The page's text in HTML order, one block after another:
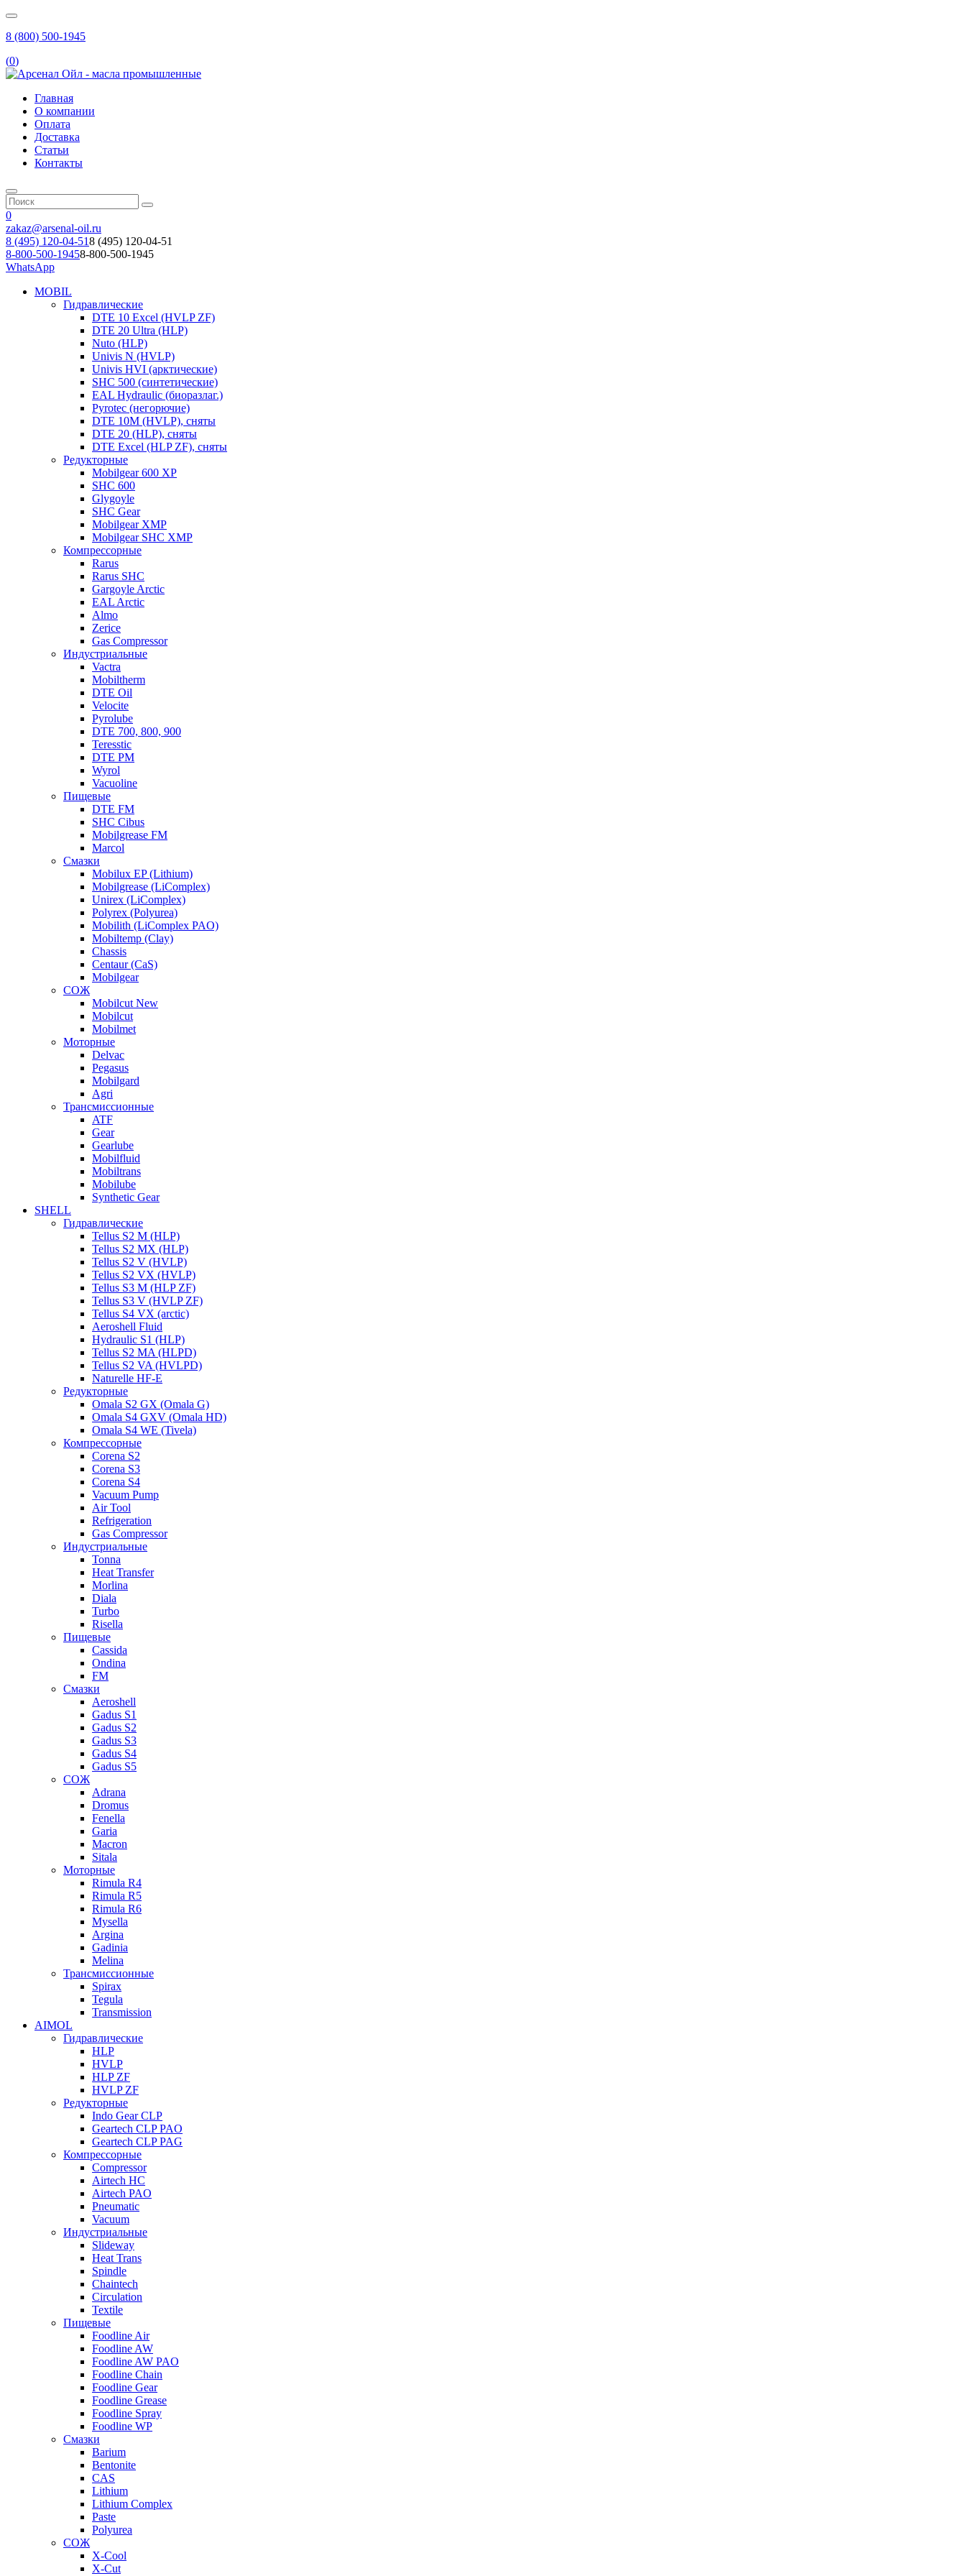
8 (800) 500-1945
(0)
Главная
О компании
Оплата
Доставка
Статьи
Контакты
0
zakaz@arsenal-oil.ru
8 (495) 120-04-518 (495) 120-04-51
8-800-500-19458-800-500-1945
WhatsApp
MOBIL
Гидравлические
DTE 10 Excel (HVLP ZF)
DTE 20 Ultra (HLP)
Nuto (HLP)
Univis N (HVLP)
Univis HVI (арктические)
SHC 500 (синтетические)
EAL Hydraulic (биоразлаг.)
Pyrotec (негорючие)
DTE 10M (HVLP), сняты
DTE 20 (HLP), сняты
DTE Excel (HLP ZF), сняты
Редукторные
Mobilgear 600 XP
SHC 600
Glygoyle
SHC Gear
Mobilgear XMP
Mobilgear SHC XMP
Компрессорные
Rarus
Rarus SHC
Gargoyle Arctic
EAL Arctic
Almo
Zerice
Gas Compressor
Индустриальные
Vactra
Mobiltherm
DTE Oil
Velocite
Pyrolube
DTE 700, 800, 900
Teresstic
DTE PM
Wyrol
Vacuoline
Пищевые
DTE FM
SHC Cibus
Mobilgrease FM
Marcol
Смазки
Mobilux EP (Lithium)
Mobilgrease (LiComplex)
Unirex (LiComplex)
Polyrex (Polyurea)
Mobilith (LiComplex PAO)
Mobiltemp (Clay)
Chassis
Centaur (CaS)
Mobilgear
СОЖ
Mobilcut New
Mobilcut
Mobilmet
Моторные
Delvac
Pegasus
Mobilgard
Agri
Трансмиссионные
ATF
Gear
Gearlube
Mobilfluid
Mobiltrans
Mobilube
Synthetic Gear
SHELL
Гидравлические
Tellus S2 M (HLP)
Tellus S2 MХ (HLP)
Tellus S2 V (HVLP)
Tellus S2 VX (HVLP)
Tellus S3 M (HLP ZF)
Tellus S3 V (HVLP ZF)
Tellus S4 VX (arctic)
Aeroshell Fluid
Hydraulic S1 (HLP)
Tellus S2 MA (HLPD)
Tellus S2 VA (HVLPD)
Naturelle HF-E
Редукторные
Omala S2 GX (Omala G)
Omala S4 GXV (Omala HD)
Omala S4 WE (Tivela)
Компрессорные
Corena S2
Corena S3
Corena S4
Vacuum Pump
Air Tool
Refrigeration
Gas Compressor
Индустриальные
Tonna
Heat Transfer
Morlina
Diala
Turbo
Risella
Пищевые
Cassida
Ondina
FM
Смазки
Aeroshell
Gadus S1
Gadus S2
Gadus S3
Gadus S4
Gadus S5
СОЖ
Adrana
Dromus
Fenella
Garia
Macron
Sitala
Моторные
Rimula R4
Rimula R5
Rimula R6
Mysella
Argina
Gadinia
Melina
Трансмиссионные
Spirax
Tegula
Transmission
AIMOL
Гидравлические
HLP
HVLP
HLP ZF
HVLP ZF
Редукторные
Indo Gear CLP
Geartech CLP PAO
Geartech CLP PAG
Компрессорные
Compressor
Airtech HC
Airtech PAO
Pneumatic
Vacuum
Индустриальные
Slideway
Heat Trans
Spindle
Chaintech
Circulation
Textile
Пищевые
Foodline Air
Foodline AW
Foodline AW PAO
Foodline Chain
Foodline Gear
Foodline Grease
Foodline Spray
Foodline WP
Смазки
Barium
Bentonite
CAS
Lithium
Lithium Complex
Paste
Polyurea
СОЖ
X-Cool
X-Cut